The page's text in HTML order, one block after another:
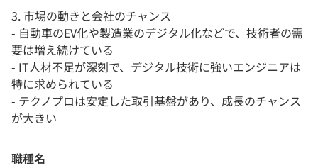
3. 市場の動きと会社のチャンス
- 自動車のEV化や製造業のデジタル化などで、技術者の需
要は増え続けている
- IT人材不足が深刻で、デジタル技術に強いエンジニアは
特に求められている
- テクノプロは安定した取引基盤があり、成長のチャンス
が大きい
職種名